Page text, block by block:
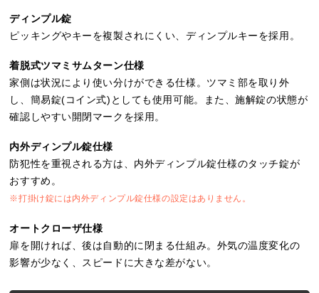
ディンプル錠
ピッキングやキーを複製されにくい、ディンプルキーを採用。
着脱式ツマミサムターン仕様
家側は状況により使い分けができる仕様。ツマミ部を取り外
し、簡易錠(コイン式)としても使用可能。また、施解錠の状態が
確認しやすい開閉マークを採用。
内外ディンプル錠仕様
防犯性を重視される方は、内外ディンプル錠仕様のタッチ錠が
おすすめ。
※打掛け錠には内外ディンプル錠仕様の設定はありません。
オートクローザ仕様
扉を開ければ、後は自動的に閉まる仕組み。外気の温度変化の
影響が少なく、スピードに大きな差がない。